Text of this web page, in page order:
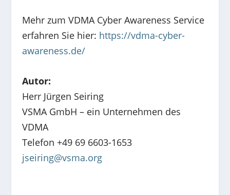
Mehr zum VDMA Cyber Awareness Service
erfahren Sie hier: https://vdma-cyber-
awareness.de/
Autor:
Herr Jürgen Seiring
VSMA GmbH – ein Unternehmen des
VDMA
Telefon +49 69 6603-1653
jseiring@vsma.org